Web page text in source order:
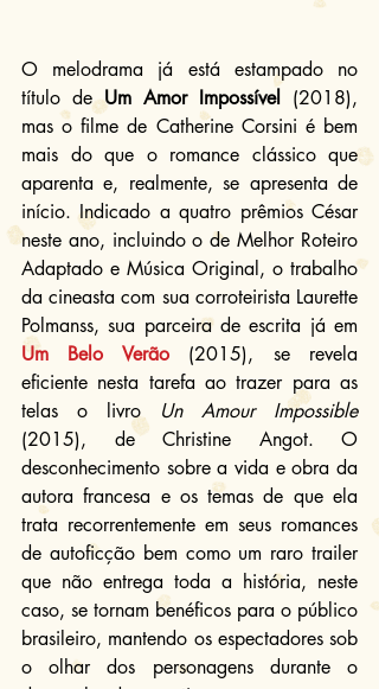
O melodrama já está estampado no
título de Um Amor Impossível (2018),
mas o filme de Catherine Corsini é bem
mais do que o romance clássico que
aparenta e, realmente, se apresenta de
início. Indicado a quatro prêmios César
neste ano, incluindo o de Melhor Roteiro
Adaptado e Música Original, o trabalho
da cineasta com sua corroteirista Laurette
Um Belo Verão (2015), se revela
eficiente nesta tarefa ao trazer para as
telas o livro Un Amour Impossible
(2015), de Christine Angot. O
desconhecimento sobre a vida e obra da
autora francesa e os temas de que ela
trata recorrentemente em seus romances
de autoficção bem como um raro trailer
que não entrega toda a história, neste
caso, se tornam benéficos para o público
brasileiro, mantendo os espectadores sob
o olhar dos personagens durante o